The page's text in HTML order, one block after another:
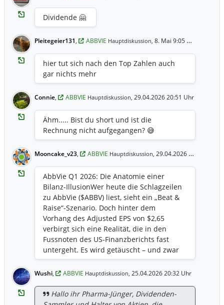
neue-chancen-nach-mega-blockbuster-
humira-486.htm
Dividende 🤗
Pleitegeier131, ABBVIE Hauptdiskussion, 8. Mai 9:05 Uhr
hier tut sich nach den Top Zahlen auch
gar nichts mehr
Connie, ABBVIE Hauptdiskussion, 29.04.2026 20:51 Uhr
Ähm..... Bist du short und ist die
Rechnung nicht aufgegangen? 😅
Mooncake_v23, ABBVIE Hauptdiskussion, 29.04.2026 17:14 Uhr
​AbbVie Q1 2026: Die Anatomie einer
Bilanz-Illusion ​Wer heute die Schlagzeilen
zu AbbVie ($ABBV) liest, sieht ein „Beat &
Raise“-Szenario. Doch hinter dem
Vorhang des Adjusted EPS von $2,65
verbirgt sich eine Realität, die in den
Fussnoten des US-Finanzberichts fast
untergeht. Es wird getäuscht – und zwar
mit System. ​1. Das $0,39-Geständnis vs.
die $2,65-Fassade ​In der Welt der GAAP-
Wahrheit) hat AbbVie einen Gewinn von
lediglich $0,39 pro Aktie ausgewiesen. Das
Wushi, ABBVIE Hauptdiskussion, 25.04.2026 20:32 Uhr
Hallo ihr Pharma-Jünger, Dividenden-